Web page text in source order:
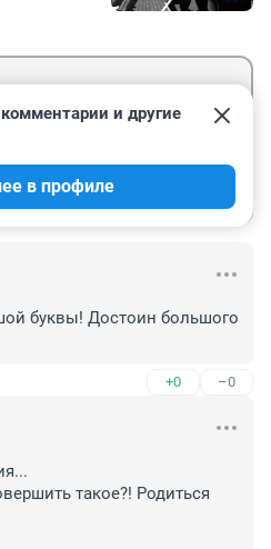
и другие
в профиле
буквы! Достоин большого
+0 –0
такое?! Родиться